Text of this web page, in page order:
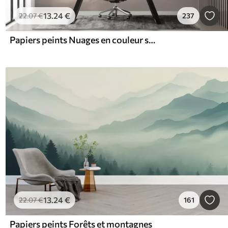
22.07€13.24€ 237
Papiers peints Nuages en couleur sépia
22.07€13.24€ 161
Papiers peints Forêts et montagnes